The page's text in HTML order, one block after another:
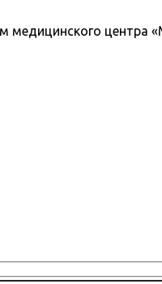
медицинского центра